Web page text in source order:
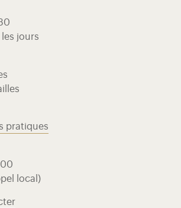
jours
pratiques
local)